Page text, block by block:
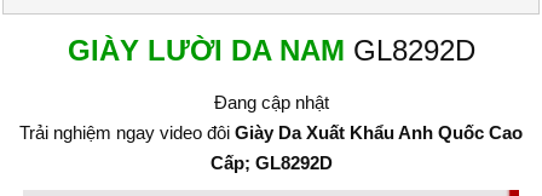
GIÀY LƯỜI DA NAM GL8292D
Đang cập nhật
Trải nghiệm ngay video đôi Giày Da Xuất Khẩu Anh Quốc Cao
Cấp; GL8292D